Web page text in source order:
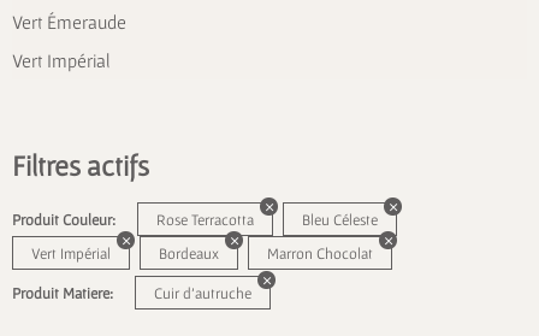
Vert Émeraude
Vert Impérial
Filtres actifs
Produit Couleur: Rose Terracotta
Bleu Céleste
Vert Impérial
Bordeaux Marron Chocolat
Produit Matiere: Cuir d'autruche